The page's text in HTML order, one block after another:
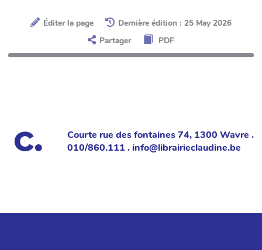
Éditer la page
Dernière édition : 25 May 2026
Partager
PDF
Courte rue des fontaines 74, 1300 Wavre .
010/860.111 . info@librairieclaudine.be